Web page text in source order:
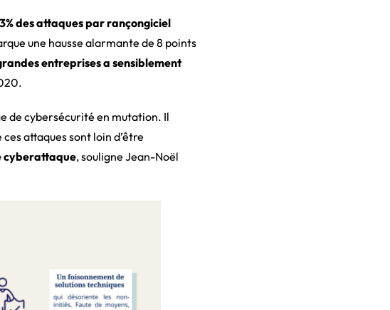
des attaques par rançongiciel
une hausse alarmante de 8 points
entreprises a sensiblement
de cybersécurité en mutation. Il
attaques sont loin d’être
cyberattaque, souligne Jean-Noël